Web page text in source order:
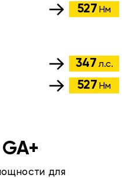
527 Нм
347 л.с.
527 Нм
для